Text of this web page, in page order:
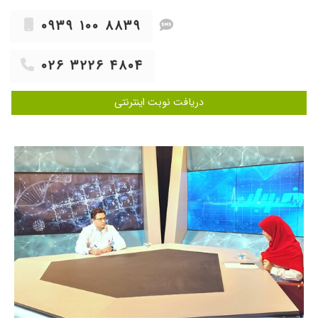
۱۴۰۴/۰۵/۲۹
کردن مشکلش حل شده دارو گیاهی بوده و هیچ
التهاب معده
عالی هستن برای کولیک نوزاد ۱۴۰۳/۰۳/۰۸
دکتر فوقالعاده عالی ومتخصص هستن از زمان تولد
پسرم تا الان تحت نظر ایشان هستم
۱۴۰۴/۰۲/۱۴
عدم رضایت ۱۴۰۴/۰۷/۲۰
فعلا در حال انجام آزمایش ها هستیم ۱۴۰۳/۰۷/۲۴
برای مشکل گوارش رفتیم خدمتشون دکتر محترم و
با صبر و حوصله ویزیت کردند برای هر بیمار زمان
زیادی وقت میزارن که این یک نکته خوبی است .
۱۴۰۵/۰۲/۱۲
۱۴۰۵/۰۲/۰۷
پیشاپیش از صبوری و متانت شما سپاسگزاریم.
۰۹۳۹ ۱۰۰ ۸۸۳۹
۰۲۶ ۳۲۲۶ ۴۸۰۴
دریافت نوبت اینترنتی